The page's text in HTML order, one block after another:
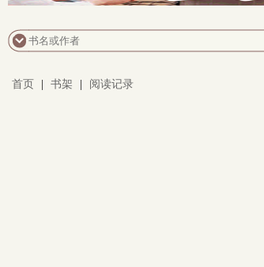
首页 书架 阅读记录